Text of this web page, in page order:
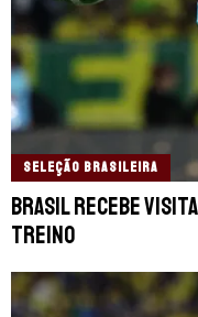
SELEÇÃO BRASILEIRA
Brasil recebe
treino